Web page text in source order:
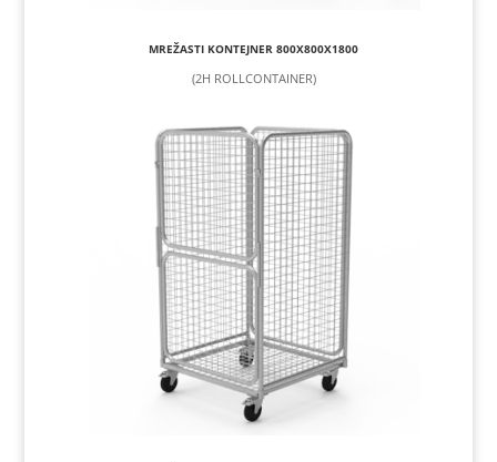
MREŽASTI KONTEJNER 800X800X1800
(2H ROLLCONTAINER)